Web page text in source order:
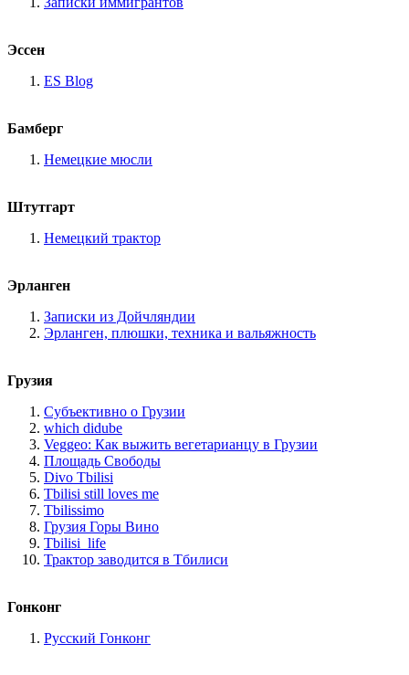
Эссен
ES Blog
Бамберг
Немецкие мюсли
Штутгарт
Немецкий трактор
Эрланген
Записки из Дойчляндии
Эрланген, плюшки, техника и вальяжность
Грузия
Субъективно о Грузии
which didube
Veggeo: Как выжить вегетарианцу в Грузии
Площадь Свободы
Divo Tbilisi
Tbilisi still loves me
Tbilissimo
Грузия Горы Вино
Tbilisi_life
Трактор заводится в Тбилиси
Гонконг
Русский Гонконг